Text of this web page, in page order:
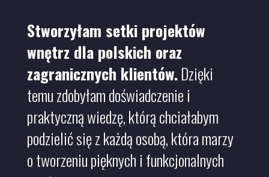
Stworzyłam setki projektów
wnętrz dla polskich oraz
zagranicznych klientów.Dzięki
temu zdobyłam doświadczenie i
praktyczną wiedzę, którą chciałabym
podzielić się z każdą osobą, która marzy
o tworzeniu pięknych i funkcjonalnych